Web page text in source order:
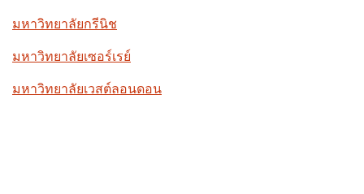
มหาวิทยาลัยกรีนิช
มหาวิทยาลัยเซอร์เรย์
มหาวิทยาลัยเวสต์ลอนดอน